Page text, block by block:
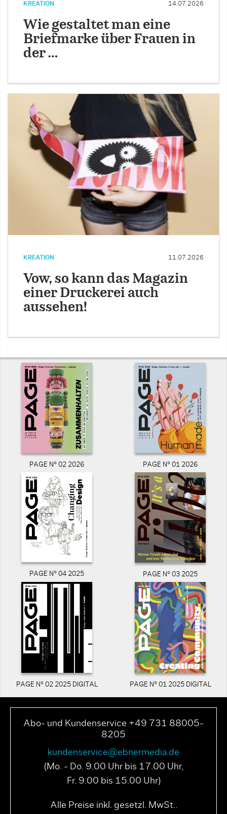
KREATION 14.07.2026
Wie gestaltet man eine
Briefmarke über Frauen in
der …
KREATION 11.07.2026
Vow, so kann das Magazin
einer Druckerei auch
aussehen!
PAGE N° 02 2026 PAGE N° 01 2026
PAGE N° 04 2025 PAGE N° 03 2025
PAGE N° 02 2025 DIGITAL PAGE N° 01 2025 DIGITAL
Abo- und Kundenservice +49 731 88005-
8205
kundenservice@ebnermedia.de
(Mo. - Do. 9.00 Uhr bis 17.00 Uhr,
Fr. 9.00 bis 15.00 Uhr)
Alle Preise inkl. gesetzl. MwSt..